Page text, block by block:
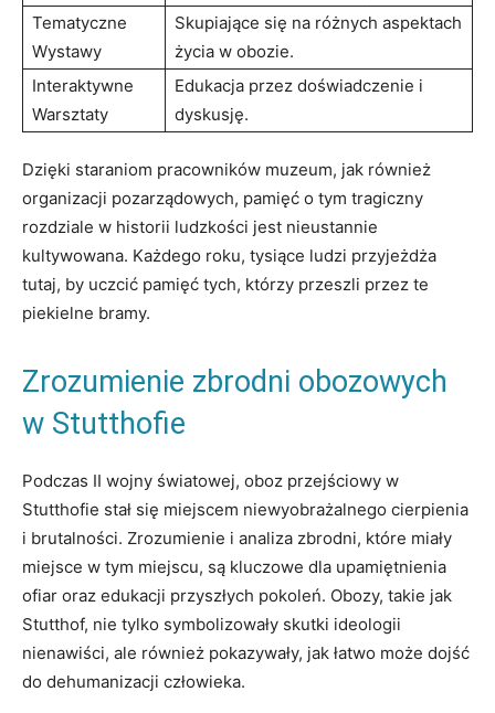
Tematyczne
Wystawy
Skupiające się na ⁣różnych aspektach
życia​ w obozie.
Interaktywne
Warsztaty
Edukacja⁣ przez⁢ doświadczenie ⁤i
dyskusję.
Dzięki staraniom pracowników muzeum,‍ jak ⁤również
organizacji pozarządowych, pamięć o tym tragiczny
rozdziale‍ w historii ludzkości ​jest nieustannie
kultywowana.⁢ Każdego roku, tysiące ludzi przyjeżdża
tutaj, by uczcić‌ pamięć tych, ⁤którzy przeszli przez te
piekielne ⁤bramy.
Zrozumienie zbrodni obozowych
‌w Stutthofie
Podczas II ⁤wojny ‌światowej, oboz przejściowy w⁤
Stutthofie⁢ stał się miejscem niewyobrażalnego cierpienia
i brutalności. ‌Zrozumienie⁢ i analiza zbrodni, które miały
miejsce w tym miejscu, są ⁢kluczowe dla upamiętnienia
ofiar oraz‍ edukacji⁣ przyszłych⁢ pokoleń. Obozy,⁢ takie jak
Stutthof, ⁤nie tylko symbolizowały skutki ideologii
nienawiści, ale również pokazywały, jak łatwo może dojść
do​ dehumanizacji⁢ człowieka.